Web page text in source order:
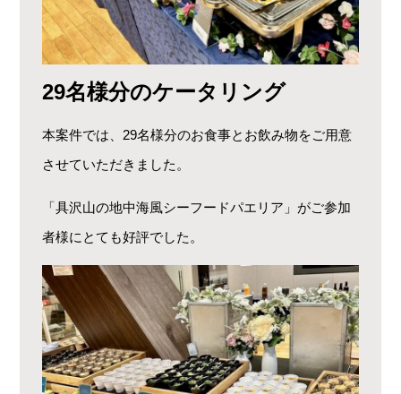
29名様分のケータリング
本案件では、29名様分のお食事とお飲み物をご用意
させていただきました。
「具沢山の地中海風シーフードパエリア」がご参加
者様にとても好評でした。